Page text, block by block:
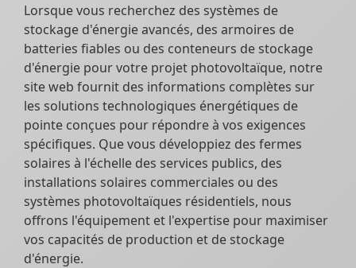
Lorsque vous recherchez des systèmes de
stockage d'énergie avancés, des armoires de
batteries fiables ou des conteneurs de stockage
d'énergie pour votre projet photovoltaïque, notre
site web fournit des informations complètes sur
les solutions technologiques énergétiques de
pointe conçues pour répondre à vos exigences
spécifiques. Que vous développiez des fermes
solaires à l'échelle des services publics, des
installations solaires commerciales ou des
systèmes photovoltaïques résidentiels, nous
offrons l'équipement et l'expertise pour maximiser
vos capacités de production et de stockage
d'énergie.